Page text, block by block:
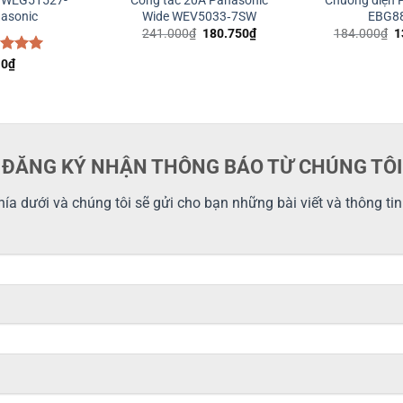
xếp
0₫
Wide WEV5033‑7SW
241.000₫ Giá
180.750₫Giá
hiện
184.000₫
ĐĂNG KÝ NHẬN THÔNG BÁO TỪ CHÚNG TÔI
dưới và chúng tôi sẽ gửi cho bạn những bài viết và thông